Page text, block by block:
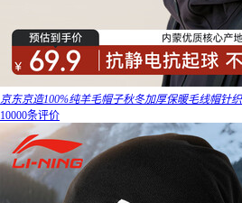
京东京造100%纯羊毛帽子秋冬加厚保暖毛线帽针
10000条评价